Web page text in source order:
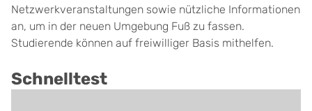
Netzwerkveranstaltungen sowie nützliche Informationen
an, um in der neuen Umgebung Fuß zu fassen.
Studierende können auf freiwilliger Basis mithelfen.
Schnelltest